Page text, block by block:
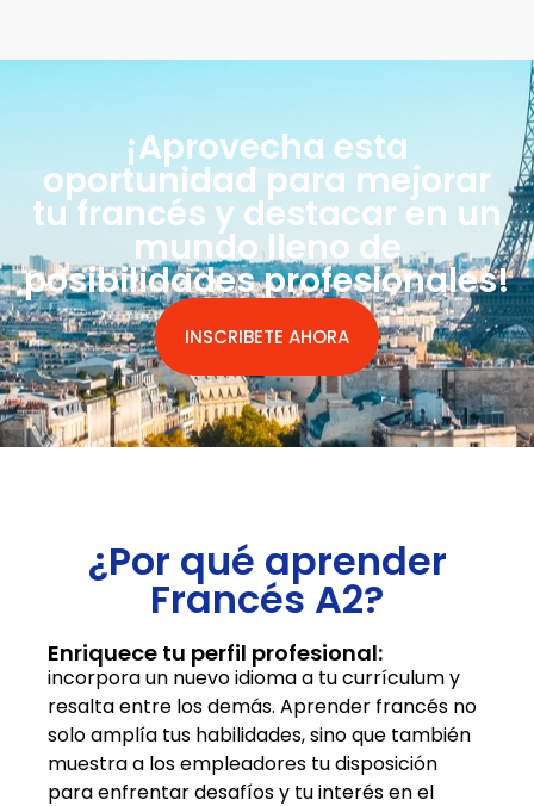
¡Aprovecha esta
oportunidad para mejorar
tu francés y destacar en un
mundo lleno de
posibilidades profesionales!
INSCRIBETE AHORA
¿Por qué aprender
Francés A2?
Enriquece tu perfil profesional:
incorpora un nuevo idioma a tu currículum y
resalta entre los demás. Aprender francés no
solo amplía tus habilidades, sino que también
muestra a los empleadores tu disposición
para enfrentar desafíos y tu interés en el